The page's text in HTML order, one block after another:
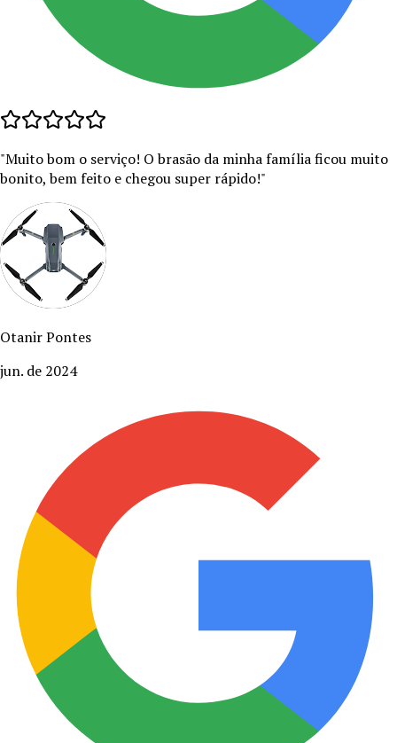
"Muito bom o serviço! O brasão da minha família ficou muito
bonito, bem feito e chegou super rápido!"
Otanir Pontes
jun. de 2024